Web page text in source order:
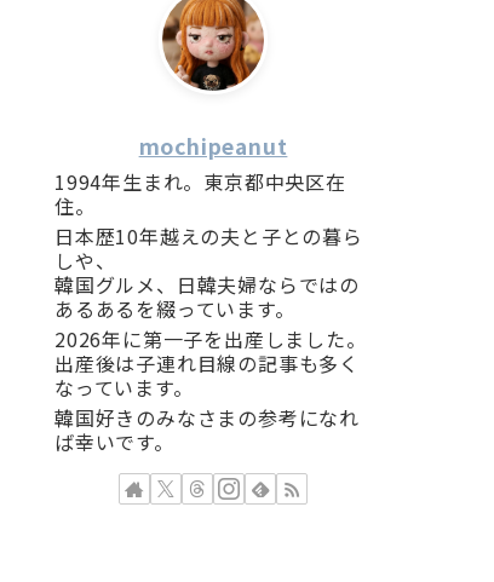
mochipeanut
1994年生まれ。東京都中央区在
住。
日本歴10年越えの夫と子との暮ら
しや、
韓国グルメ、日韓夫婦ならではの
あるあるを綴っています。
2026年に第一子を出産しました。
出産後は子連れ目線の記事も多く
なっています。
韓国好きのみなさまの参考になれ
ば幸いです。